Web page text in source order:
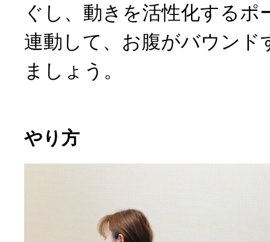
ぐし、動きを活性化するポ
連動して、お腹がバウンド
ましょう。
やり方